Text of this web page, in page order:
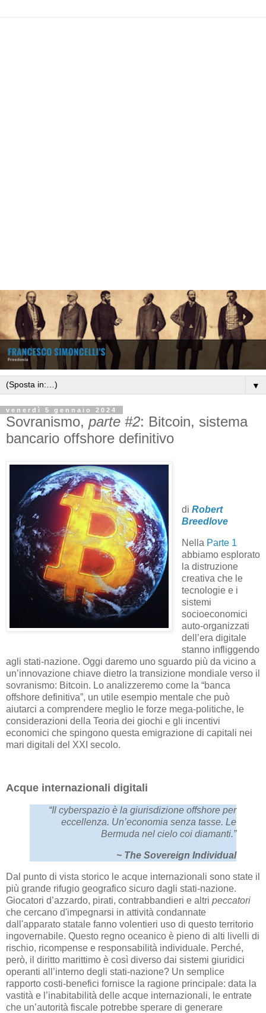
▼
venerdì 5 gennaio 2024
Sovranismo, parte #2: Bitcoin, sistema
bancario offshore definitivo
di Robert
Breedlove
Nella Parte 1
abbiamo esplorato
la distruzione
creativa che le
tecnologie e i
sistemi
socioeconomici
auto-organizzati
dell’era digitale
stanno infliggendo
agli stati-nazione. Oggi daremo uno sguardo più da vicino a
un’innovazione chiave dietro la transizione mondiale verso il
sovranismo: Bitcoin. Lo analizzeremo come la “banca
offshore definitiva”, un utile esempio mentale che può
aiutarci a comprendere meglio le forze mega-politiche, le
considerazioni della Teoria dei giochi e gli incentivi
economici che spingono questa emigrazione di capitali nei
mari digitali del XXI secolo.
Acque internazionali digitali
“Il cyberspazio è la giurisdizione offshore per
eccellenza. Un’economia senza tasse. Le
Bermuda nel cielo coi diamanti.”
~ The Sovereign Individual
Dal punto di vista storico le acque internazionali sono state il
più grande rifugio geografico sicuro dagli stati-nazione.
Giocatori d’azzardo, pirati, contrabbandieri e altri peccatori
che cercano d'impegnarsi in attività condannate
dall'apparato statale fanno volentieri uso di questo territorio
ingovernabile. Questo regno oceanico è pieno di alti livelli di
rischio, ricompense e responsabilità individuale. Perché,
però, il diritto marittimo è così diverso dai sistemi giuridici
operanti all’interno degli stati-nazione? Un semplice
rapporto costi-benefici fornisce la ragione principale: data la
vastità e l’inabitabilità delle acque internazionali, le entrate
che un’autorità fiscale potrebbe sperare di generare